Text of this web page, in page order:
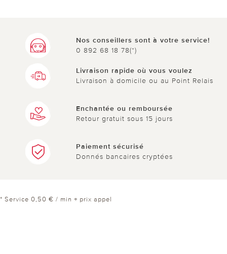
Nos conseillers sont à votre service!
0 892 68 18 78(*)
Livraison rapide où vous voulez
Livraison à domicile ou au Point Relais
Enchantée ou remboursée
Retour gratuit sous 15 jours
Paiement sécurisé
Donnés bancaires cryptées
* Service 0,50 € / min + prix appel